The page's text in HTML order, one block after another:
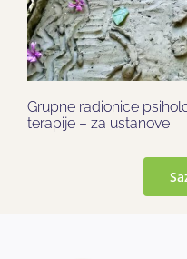
Grupne radionice
terapije – za ustanove